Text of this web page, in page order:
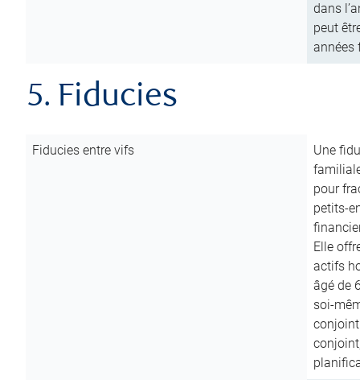
dans
peut
années
5. Fiducies
Fiducies entre vifs
Une
pour
petits-
Elle
actifs
âgé de
soi-